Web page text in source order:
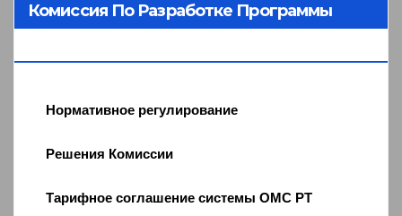
Комиссия По Разработке Программы
Нормативное регулирование
Решения Комиссии
Тарифное соглашение системы ОМС РТ